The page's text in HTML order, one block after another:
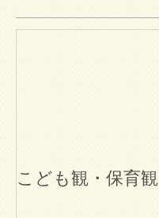
こども観・保育観